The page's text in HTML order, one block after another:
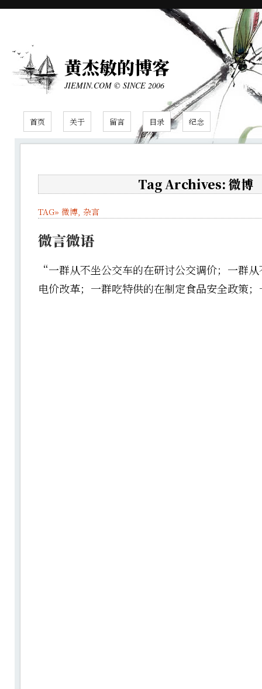
黄杰敏的博客
JIEMIN.COM © SINCE 2006
首页 关于 留言 目录 纪念
Tag Archives: 微博
TAG» 微博, 杂言
微言微语
“一群从不坐公交车的在研讨公交调价；一群
电价改革；一群吃特供的在制定食品安全政策